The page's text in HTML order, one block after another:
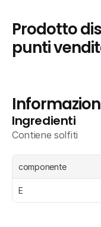
Prodotto
punti
Ingredienti
Contiene solfiti
componente
E